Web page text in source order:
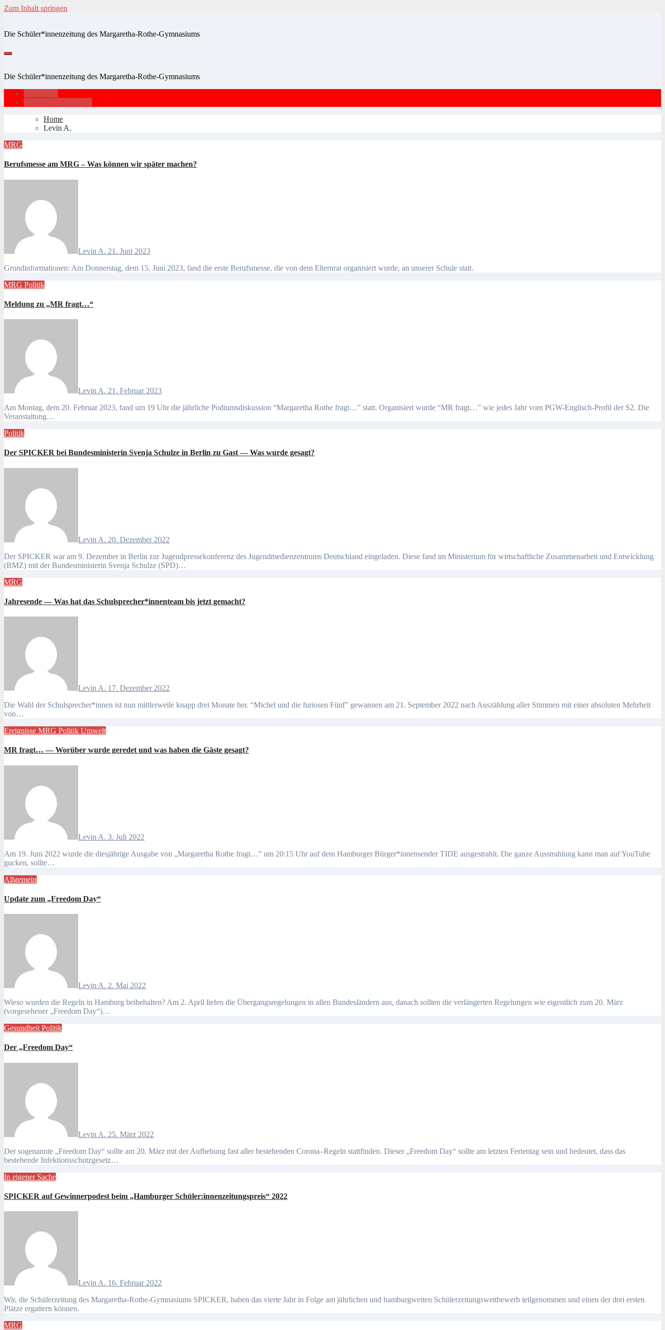
Zum Inhalt springen
Die Schüler*innenzeitung des Margaretha-Rothe-Gymnasiums
Die Schüler*innenzeitung des Margaretha-Rothe-Gymnasiums
Home
Levin A.
MRG
Berufsmesse am MRG – Was können wir später machen?
Levin A. 21. Juni 2023
Grundinformationen: Am Donnerstag, dem 15. Juni 2023, fand die erste Berufsmesse, die von dem Elternrat organisiert wurde, an unserer Schule statt.
MRG Politik
Meldung zu „MR fragt…“
Levin A. 21. Februar 2023
Am Montag, dem 20. Februar 2023, fand um 19 Uhr die jährliche Podiumsdiskussion “Margaretha Rothe fragt…” statt. Organisiert wurde “MR fragt…” wie jedes Jahr vom PGW-Englisch-Profil der S2. Die
Veranstaltung…
Politik
Der SPICKER bei Bundesministerin Svenja Schulze in Berlin zu Gast — Was wurde gesagt?
Levin A. 20. Dezember 2022
Der SPICKER war am 9. Dezember in Berlin zur Jugendpressekonferenz des Jugendmedienzentrums Deutschland eingeladen. Diese fand im Ministerium für wirtschaftliche Zusammenarbeit und Entwicklung
(BMZ) mit der Bundesministerin Svenja Schulze (SPD)…
MRG
Jahresende — Was hat das Schulsprecher*innenteam bis jetzt gemacht?
Levin A. 17. Dezember 2022
Die Wahl der Schulsprecher*innen ist nun mittlerweile knapp drei Monate her. “Michel und die furiosen Fünf” gewannen am 21. September 2022 nach Auszählung aller Stimmen mit einer absoluten Mehrheit
von…
Ereignisse MRG Politik Umwelt
MR fragt… — Worüber wurde geredet und was haben die Gäste gesagt?
Levin A. 3. Juli 2022
Am 19. Juni 2022 wurde die diesjährige Ausgabe von „Margaretha Rothe fragt…” um 20:15 Uhr auf dem Hamburger Bürger*innensender TIDE ausgestrahlt. Die ganze Ausstrahlung kann man auf YouTube
gucken, sollte…
Allgemein
Update zum „Freedom Day“
Levin A. 2. Mai 2022
Wieso wurden die Regeln in Hamburg beibehalten? Am 2. April liefen die Übergangsregelungen in allen Bundesländern aus, danach sollten die verlängerten Regelungen wie eigentlich zum 20. März
(vorgesehener „Freedom Day“)…
Gesundheit Politik
Der „Freedom Day“
Levin A. 25. März 2022
Der sogenannte „Freedom Day“ sollte am 20. März mit der Aufhebung fast aller bestehenden Corona–Regeln stattfinden. Dieser „Freedom Day“ sollte am letzten Ferientag sein und bedeutet, dass das
bestehende Infektionsschutzgesetz…
In eigener Sache
SPICKER auf Gewinnerpodest beim „Hamburger Schüler:innenzeitungspreis“ 2022
Levin A. 16. Februar 2022
Wir, die Schülerzeitung des Margaretha-Rothe-Gymnasiums SPICKER, haben das vierte Jahr in Folge am jährlichen und hamburgweiten Schülerzeitungswettbewerb teilgenommen und einen der drei ersten
Plätze ergattern können.
MRG